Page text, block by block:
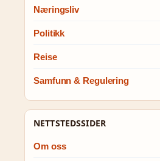
Næringsliv
Politikk
Reise
Samfunn & Regulering
NETTSTEDSSIDER
Om oss